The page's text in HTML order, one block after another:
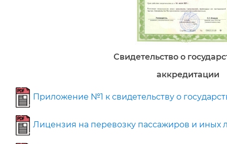
Свидетельство о
аккредитации
Приложение №1 к свидетельству о
Лицензия на перевозку пассажиров и иных